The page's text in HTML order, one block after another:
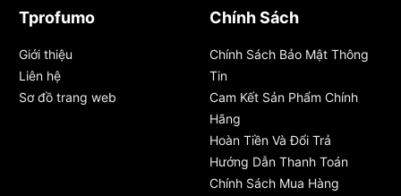
Tprofumo
Giới thiệu
Liên hệ
Sơ đồ trang web
Chính Sách
Chính Sách Bảo Mật Thông
Tin
Cam Kết Sản Phẩm Chính
Hãng
Hoàn Tiền Và Đổi Trả
Hướng Dẫn Thanh Toán
Chính Sách Mua Hàng